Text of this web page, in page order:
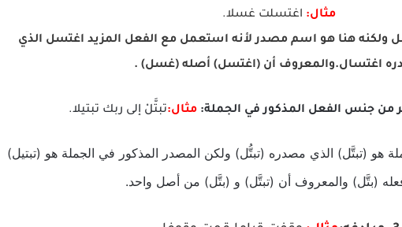
مثال: اغتسلت غسلا.
هنا هو اسم مصدر لأنه استعمل مع الفعل المزيد اغتسل الذي
اغتسال.والمعروف أن (اغتسل) أصله (غسل) .
مثال:تبتَّلْ إلى ربك تبتيلا.
هو (تبتَّل) الذي مصدره (تبتُّل) ولكن المصدر المذكور في الجملة هو (تبتيل)
(بتَّل) والمعروف أن (تبتَّل) و (بتَّل) من أصل واحد.